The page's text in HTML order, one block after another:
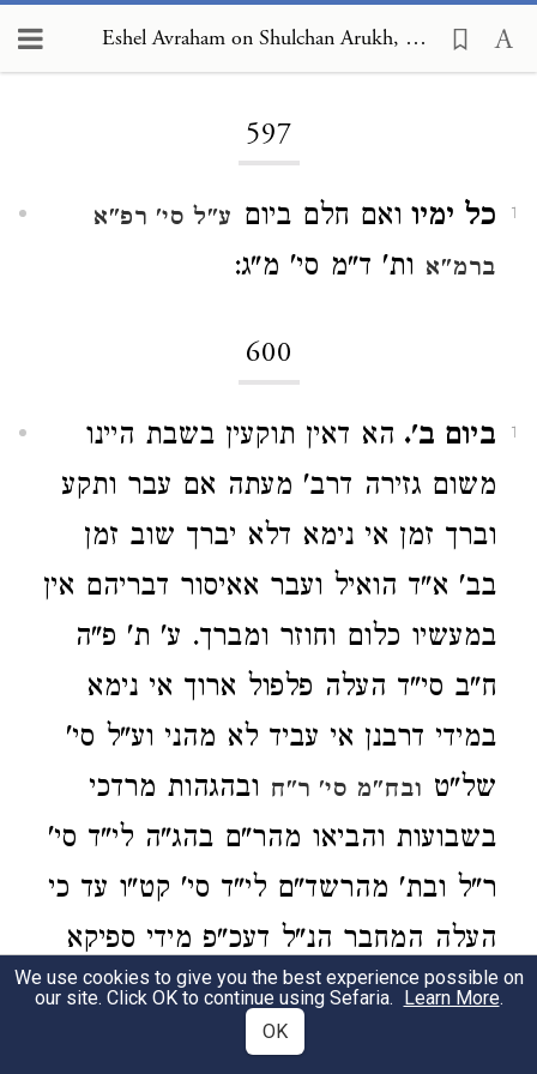
Eshel Avraham on Shulchan Arukh, Orach Chayim 597
597
1 כל ימיו ואם חלם ביום ע"ל סי' רפ"א
ברמ"א ות' ד"מ סי' מ"ג:
600
1 ביום ב'. הא דאין תוקעין בשבת היינו
משום גזירה דרב' מעתה אם עבר ותקע
וברך זמן אי נימא דלא יברך שוב זמן
בב' א"ד הואיל ועבר אאיסור דבריהם אין
במעשיו כלום וחוזר ומברך. ע' ת' פ"ה
ח"ב סי"ד העלה פלפול ארוך אי נימא
במידי דרבנן אי עביד לא מהני וע"ל סי'
של"ט ובח"מ סי' ר"ח ובהגהות מרדכי
בשבועות והביאו מהר"ם בהג"ה לי"ד סי'
ר"ל ובת' מהרשד"ם לי"ד סי' קט"ו עד כי
העלה המחבר הנ"ל דעכ"פ מידי ספיקא
לא נפיק וקי"ל ספק ברכות להקל והמעיין
בדברי מהרי"ט דכ' הא בדברי תורה לא
We use cookies to give you the best experience possible on
our site. Click OK to continue using Sefaria. Learn More.
OK